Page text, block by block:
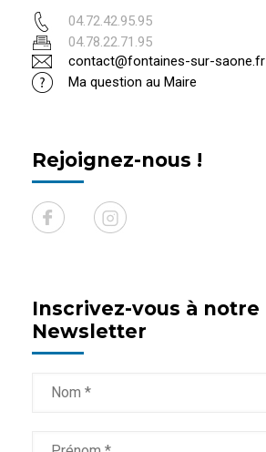
04.72.42.95.95
04.78.22.71.95
contact@fontaines-sur-saone.fr
Ma question au Maire
Rejoignez-nous !
Inscrivez-vous à notre
Newsletter